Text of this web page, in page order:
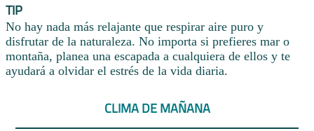
TIP
No hay nada más relajante que respirar aire puro y
disfrutar de la naturaleza. No importa si prefieres mar o
montaña, planea una escapada a cualquiera de ellos y te
ayudará a olvidar el estrés de la vida diaria.
CLIMA DE MAÑANA